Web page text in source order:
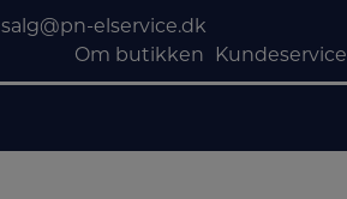
salg@pn-elservice.dk
Om butikken
Kundeservice